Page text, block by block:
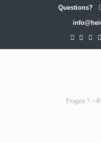
Questions?
Fragen ?